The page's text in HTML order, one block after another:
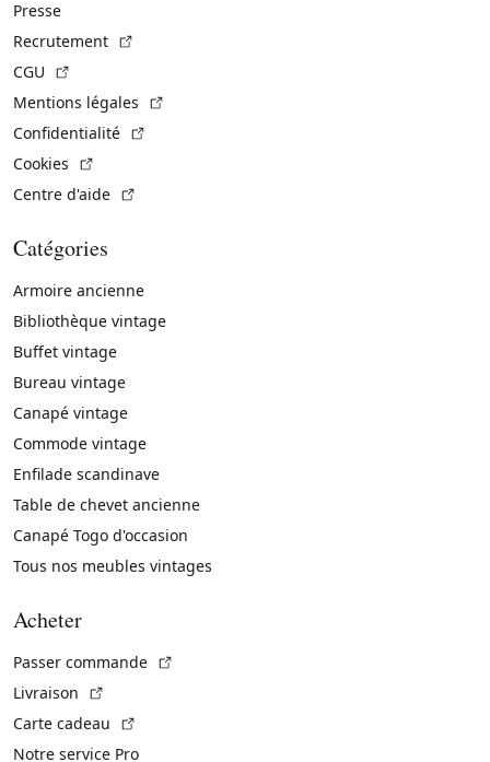
Presse
Recrutement
CGU
Mentions légales
Confidentialité
Cookies
Centre d'aide
Catégories
Armoire ancienne
Bibliothèque vintage
Buffet vintage
Bureau vintage
Canapé vintage
Commode vintage
Enfilade scandinave
Table de chevet ancienne
Canapé Togo d'occasion
Tous nos meubles vintages
Acheter
Passer commande
Livraison
Carte cadeau
Notre service Pro